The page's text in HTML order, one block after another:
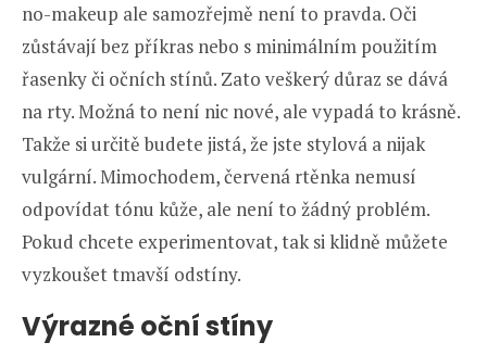
no-makeup ale samozřejmě není to pravda. Oči
zůstávají bez příkras nebo s minimálním použitím
řasenky či očních stínů. Zato veškerý důraz se dává
na rty. Možná to není nic nové, ale vypadá to krásně.
Takže si určitě budete jistá, že jste stylová a nijak
vulgární. Mimochodem, červená rtěnka nemusí
odpovídat tónu kůže, ale není to žádný problém.
Pokud chcete experimentovat, tak si klidně můžete
vyzkoušet tmavší odstíny.
Výrazné oční stíny